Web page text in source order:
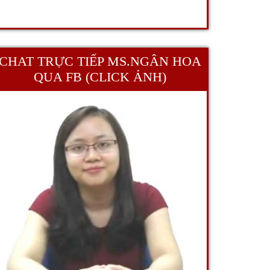
CHAT TRỰC TIẾP MS.NGÂN HOA
QUA FB (CLICK ẢNH)